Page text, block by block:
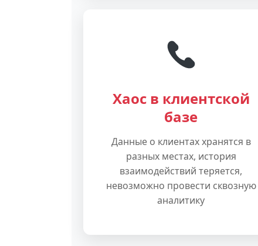
Хаос в клиентской
базе
Данные о клиентах хранятся в
разных местах, история
взаимодействий теряется,
невозможно провести сквозную
аналитику